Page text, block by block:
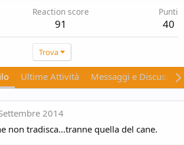
Reaction score
91
Punti
40
Trova
Ultime Attività Messaggi e
2014
non tradisca...tranne quella del cane.